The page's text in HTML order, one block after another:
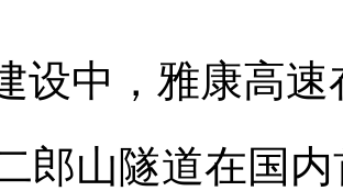
中，雅康高速
郎山隧道在国